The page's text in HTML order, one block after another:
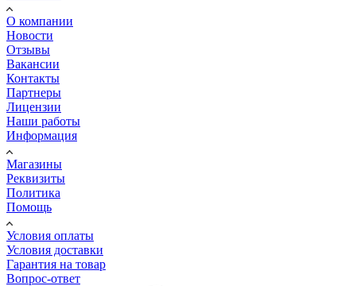
О компании
Новости
Отзывы
Вакансии
Контакты
Партнеры
Лицензии
Наши работы
Информация
Магазины
Реквизиты
Политика
Помощь
Условия оплаты
Условия доставки
Гарантия на товар
Вопрос-ответ